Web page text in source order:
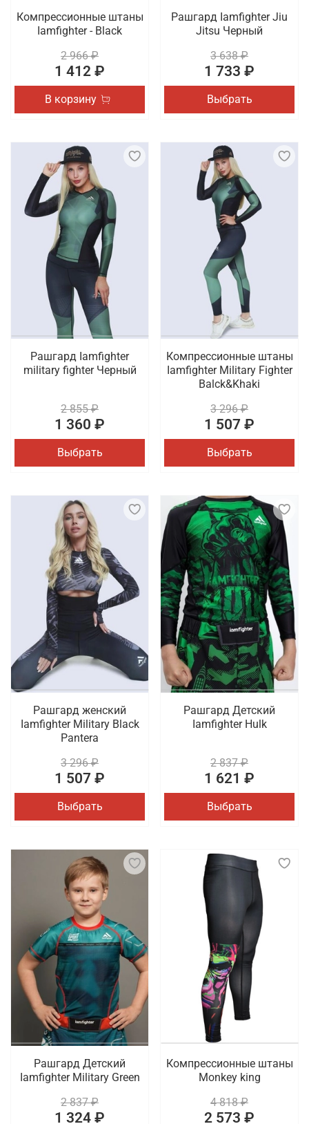
Компрессионные штаны
Iamfighter - Black
2 966 ₽
1 412 ₽
В корзину
Рашгард Iamfighter Jiu
Jitsu Черный
3 638 ₽
1 733 ₽
Выбрать
Рашгард Iamfighter
military fighter Черный
2 855 ₽
1 360 ₽
Выбрать
Компрессионные штаны
Iamfighter Military Fighter
Balck&Khaki
3 296 ₽
1 507 ₽
Выбрать
Рашгард женский
Iamfighter Military Black
Pantera
3 296 ₽
1 507 ₽
Выбрать
Рашгард Детский
Iamfighter Hulk
2 837 ₽
1 621 ₽
Выбрать
Рашгард Детский
Iamfighter Military Green
2 837 ₽
1 324 ₽
Компрессионные штаны
Monkey king
4 818 ₽
2 573 ₽